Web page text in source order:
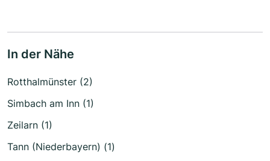
In der Nähe
Rotthalmünster (2)
Simbach am Inn (1)
Zeilarn (1)
Tann (Niederbayern) (1)